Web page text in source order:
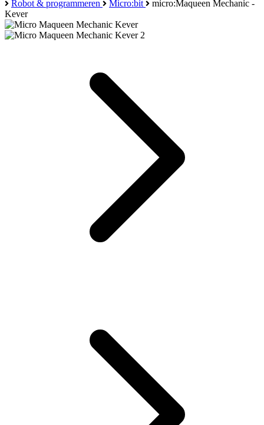
Robot & programmeren Micro:bit
micro:Maqueen Mechanic -
Kever